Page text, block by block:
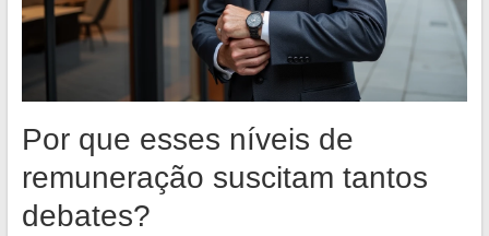
Por que esses níveis de
remuneração suscitam tantos
debates?